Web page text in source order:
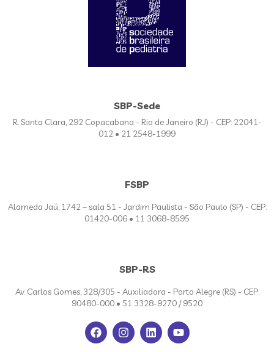
SBP-Sede
R. Santa Clara, 292 Copacabana - Rio de Janeiro (RJ) - CEP: 22041-
012 • 21 2548-1999
FSBP
Alameda Jaú, 1742 – sala 51 - Jardim Paulista - São Paulo (SP) - CEP:
01420-006 • 11 3068-8595
SBP-RS
Av. Carlos Gomes, 328/305 - Auxiliadora - Porto Alegre (RS) - CEP:
90480-000 • 51 3328-9270 / 9520